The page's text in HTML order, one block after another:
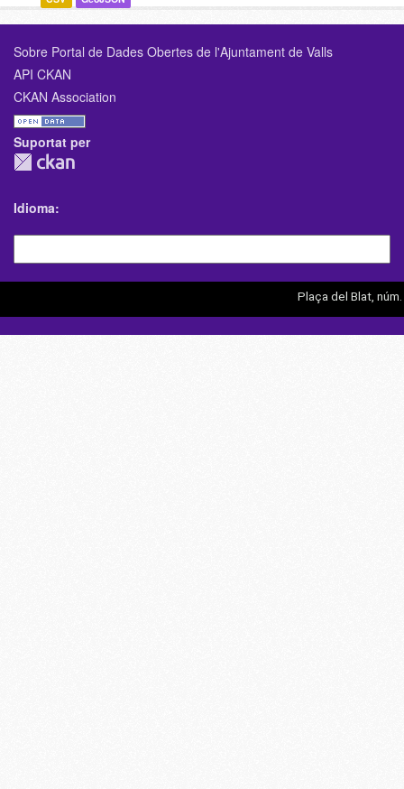
Sobre Portal de Dades Obertes de l'Ajuntament de Valls
API CKAN
CKAN Association
Suportat per
Idioma
Plaça del Blat,